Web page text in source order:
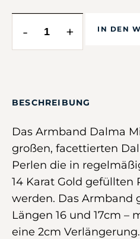
- + IN DEN
BESCHREIBUNG
Das Armband Dalma
großen, facettierten
Perlen die in
14 Karat Gold gefüllten
werden. Das Armband
Längen 16 und 17cm –
eine 2cm